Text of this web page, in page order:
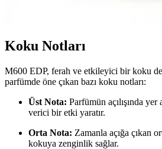
Koku Notları
M600 EDP, ferah ve etkileyici bir koku
parfümde öne çıkan bazı koku notları:
Üst Nota: Parfümün açılışında
verici bir etki yaratır.
Orta Nota: Zamanla açığa çıkan
kokuya zenginlik sağlar.